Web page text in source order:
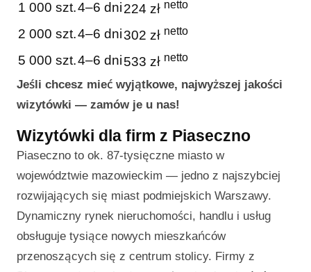
1 000 szt.4–6 dni224 zł netto
2 000 szt.4–6 dni302 zł netto
5 000 szt.4–6 dni533 zł netto
Jeśli chcesz mieć wyjątkowe, najwyższej jakości
wizytówki — zamów je u nas!
Wizytówki dla firm z Piaseczno
Piaseczno to ok. 87-tysięczne miasto w
województwie mazowieckim — jedno z najszybciej
rozwijających się miast podmiejskich Warszawy.
Dynamiczny rynek nieruchomości, handlu i usług
obsługuje tysiące nowych mieszkańców
przenoszących się z centrum stolicy. Firmy z